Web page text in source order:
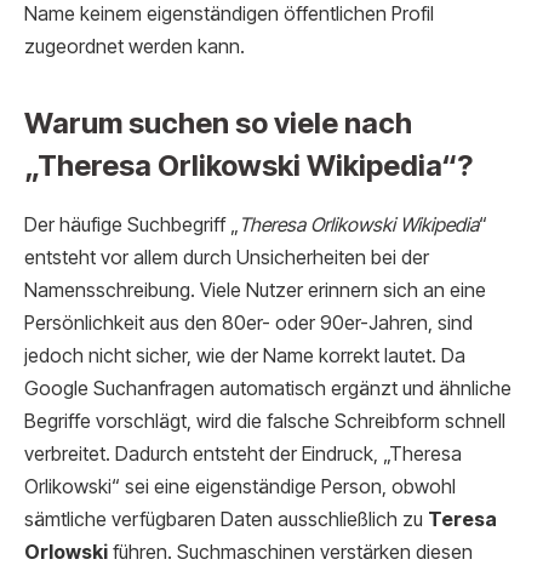
Name keinem eigenständigen öffentlichen Profil
zugeordnet werden kann.
Warum suchen so viele nach
„Theresa Orlikowski Wikipedia“?
Der häufige Suchbegriff „ Theresa Orlikowski Wikipedia“
entsteht vor allem durch Unsicherheiten bei der
Namensschreibung. Viele Nutzer erinnern sich an eine
Persönlichkeit aus den 80er- oder 90er-Jahren, sind
jedoch nicht sicher, wie der Name korrekt lautet. Da
Google Suchanfragen automatisch ergänzt und ähnliche
Begriffe vorschlägt, wird die falsche Schreibform schnell
verbreitet. Dadurch entsteht der Eindruck, „Theresa
Orlikowski“ sei eine eigenständige Person, obwohl
sämtliche verfügbaren Daten ausschließlich zu Teresa
Orlowski führen. Suchmaschinen verstärken diesen